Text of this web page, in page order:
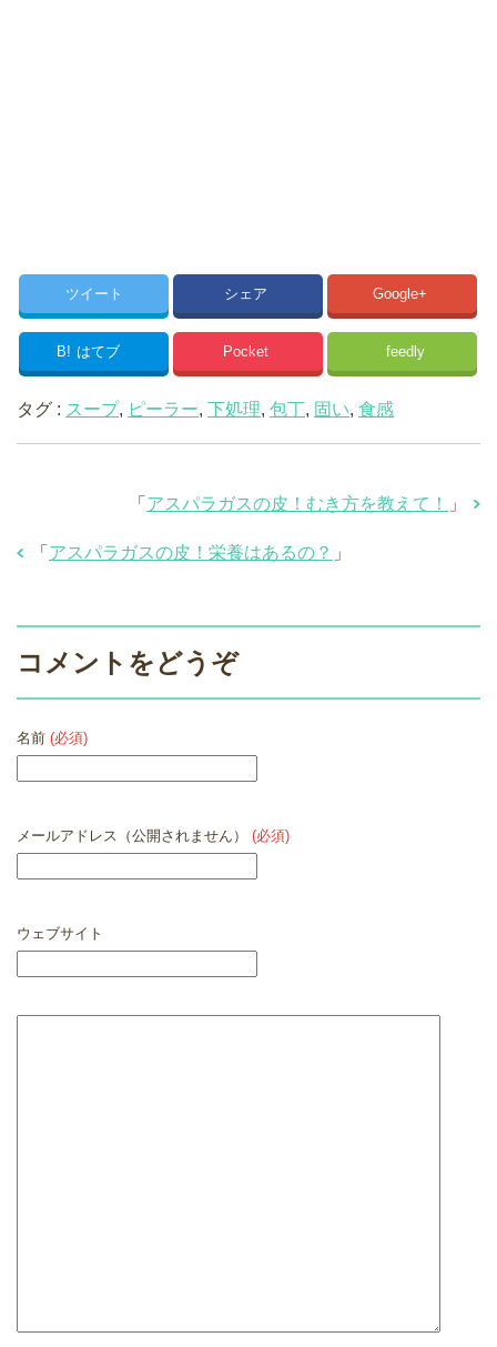
ツイート シェア Google+
B! はてブ Pocket feedly
タグ : スープ, ピーラー, 下処理, 包丁, 固い, 食感
「 アスパラガスの皮！むき方を教えて！ 」
「 アスパラガスの皮！栄養はあるの？ 」
コメントをどうぞ
名前 (必須)
メールアドレス（公開されません） (必須)
ウェブサイト